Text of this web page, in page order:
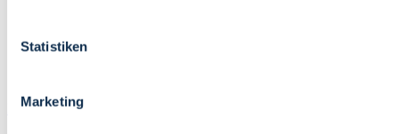
Statistiken
Marketing
Gov Service
Facebook Instagram